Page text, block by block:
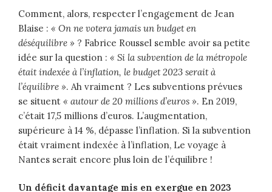
Comment, alors, respecter l’engagement de Jean
Blaise : « On ne votera jamais un budget en
déséquilibre » ? Fabrice Roussel semble avoir sa petite
idée sur la question : « Si la subvention de la métropole
était indexée à l’inflation, le budget 2023 serait à
l’équilibre ». Ah vraiment ? Les subventions prévues
se situent « autour de 20 millions d’euros ». En 2019,
c’était 17,5 millions d’euros. L’augmentation,
supérieure à 14 %, dépasse l’inflation. Si la subvention
était vraiment indexée à l’inflation, Le voyage à
Nantes serait encore plus loin de l’équilibre !
Un déficit davantage mis en exergue en 2023